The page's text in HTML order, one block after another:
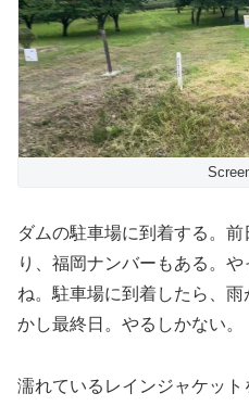
ダムの駐車場に到着する。
り、福岡ナンバーもある。
ね。駐車場に到着したら、
かし最終日。やるしかない。
濡れているレインジャケッ